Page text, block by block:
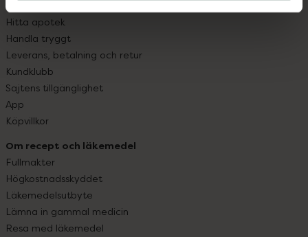
Vanliga frågor
Hitta apotek
Handla tryggt
Leverans, betalning och retur
Kundklubb
Sajtens tillgänglighet
App
Köpvillkor
Om recept och läkemedel
Fullmakter
Högkostnadsskyddet
Läkemedelsutbyte
Lämna in gammal medicin
Resa med läkemedel